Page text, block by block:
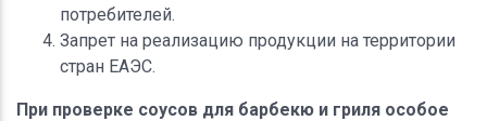
потребителей.
Запрет на реализацию продукции на территории
стран ЕАЭС.
При проверке соусов для барбекю и гриля особое